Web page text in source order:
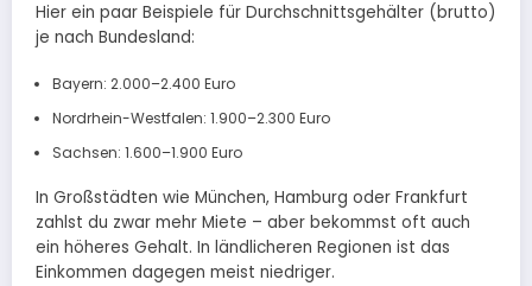
Hier ein paar Beispiele für Durchschnittsgehälter (brutto)
je nach Bundesland:
Bayern: 2.000–2.400 Euro
Nordrhein-Westfalen: 1.900–2.300 Euro
Sachsen: 1.600–1.900 Euro
In Großstädten wie München, Hamburg oder Frankfurt
zahlst du zwar mehr Miete – aber bekommst oft auch
ein höheres Gehalt. In ländlicheren Regionen ist das
Einkommen dagegen meist niedriger.